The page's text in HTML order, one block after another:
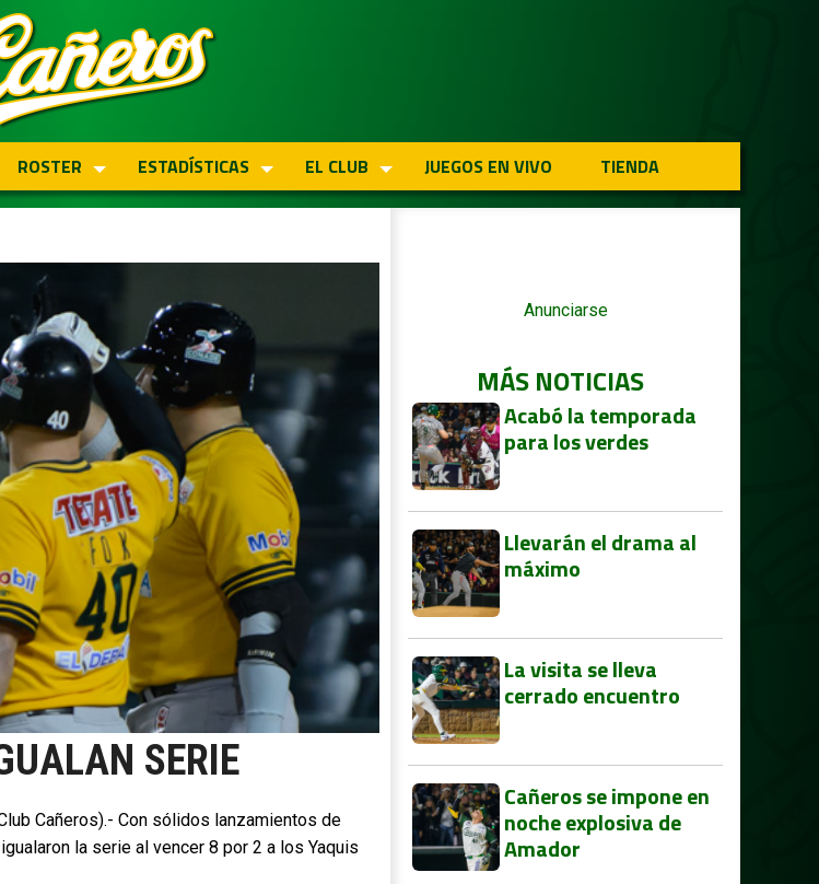
ROSTER ESTADÍSTICAS EL CLUB JUEGOS EN VIVO TIENDA
SERIE
Cañeros).- Con sólidos lanzamientos de
la serie al vencer 8 por 2 a los Yaquis
Anunciarse
MÁS NOTICIAS
Acabó la temporada
para los verdes
Llevarán el drama al
máximo
La visita se lleva
cerrado encuentro
Cañeros se impone en
noche explosiva de
Amador